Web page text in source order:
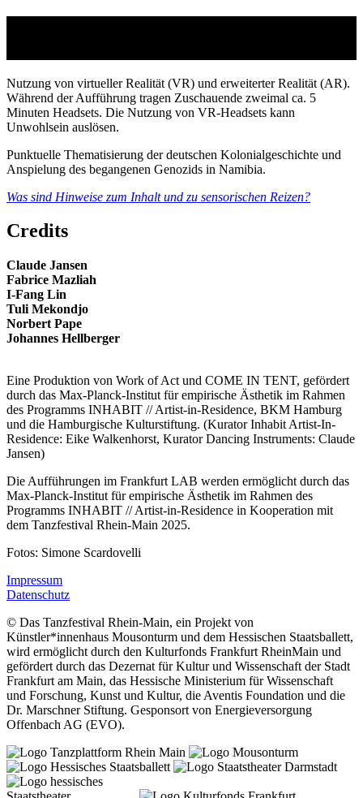
Nutzung von virtueller Realität (VR) und erweiterter Realität (AR).
Während der Aufführung tragen Zuschauende zweimal ca. 5
Minuten Headsets. Die Nutzung von VR-Headsets kann
Unwohlsein auslösen.
Punktuelle Thematisierung der deutschen Kolonialgeschichte und
Anspielung des begangenen Genozids in Namibia.
Was sind Hinweise zum Inhalt und zu sensorischen Reizen?
Credits
Claude Jansen
Fabrice Mazliah
I-Fang Lin
Tuli Mekondjo
Norbert Pape
Johannes Hellberger
Eine Produktion von Work of Act und COME IN TENT, gefördert
durch das Max-Planck-Institut für empirische Ästhetik im Rahmen
des Programms INHABIT // Artist-in-Residence, BKM Hamburg
und die Hamburgische Kulturstiftung. (Kurator Inhabit Artist-In-
Residence: Eike Walkenhorst, Kurator Dancing Instruments: Claude
Jansen)
Die Aufführungen im Frankfurt LAB werden ermöglicht durch das
Max-Planck-Institut für empirische Ästhetik im Rahmen des
Programms INHABIT // Artist-in-Residence in Kooperation mit
dem Tanzfestival Rhein-Main 2025.
Fotos: Simone Scardovelli
Impressum
Datenschutz
© Das Tanzfestival Rhein-Main, ein Projekt von
Künstler*innenhaus Mousonturm und dem Hessischen Staatsballett,
wird ermöglicht durch den Kulturfonds Frankfurt RheinMain und
gefördert durch das Dezernat für Kultur und Wissenschaft der Stadt
Frankfurt am Main, das Hessische Ministerium für Wissenschaft
und Forschung, Kunst und Kultur, die Aventis Foundation und die
Dr. Marschner Stiftung. Gesponsort von Energieversorgung
Offenbach AG (EVO).